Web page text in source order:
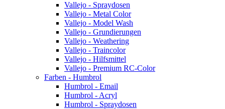
Vallejo - Spraydosen
Vallejo - Metal Color
Vallejo - Model Wash
Vallejo - Grundierungen
Vallejo - Weathering
Vallejo - Traincolor
Vallejo - Hilfsmittel
Vallejo - Premium RC-Color
Farben - Humbrol
Humbrol - Email
Humbrol - Acryl
Humbrol - Spraydosen